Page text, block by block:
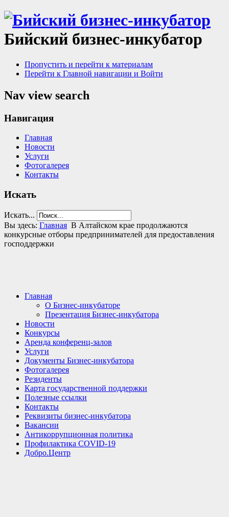
Бийский бизнес-инкубатор
Пропустить и перейти к материалам
Перейти к Главной навигации и Войти
Nav view search
Навигация
Главная
Новости
Услуги
Фотогалерея
Контакты
Искать
Искать...
Вы здесь: Главная В Алтайском крае продолжаются
конкурсные отборы предпринимателей для предоставления
господдержки
Главная
О Бизнес-инкубаторе
Презентация Бизнес-инкубатора
Новости
Конкурсы
Аренда конференц-залов
Услуги
Документы Бизнес-инкубатора
Фотогалерея
Резиденты
Карта государственной поддержки
Полезные ссылки
Контакты
Реквизиты бизнес-инкубатора
Вакансии
Антикоррупционная политика
Профилактика COVID-19
Добро.Центр